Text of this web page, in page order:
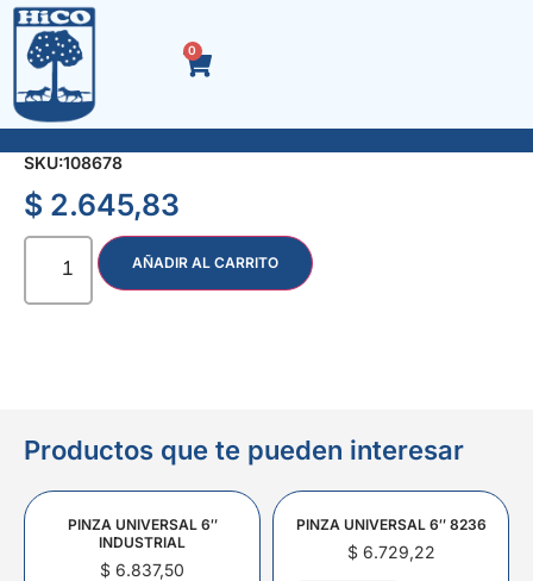
0
RODILLO LANA TEJIDA ESPECIAL 17 cm.
SKU:108678
$ 2.645,83
AÑADIR AL CARRITO
Productos que te pueden interesar
PINZA UNIVERSAL 6″
INDUSTRIAL
$ 6.837,50
PINZA UNIVERSAL 6″ 8236
$6.729,22